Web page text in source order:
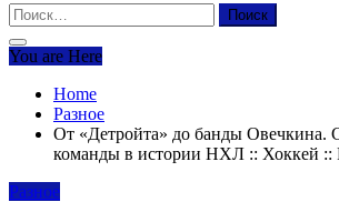
Найти:
You are Here
Home
Разное
От «Детройта» до банды Овечкина.
команды в истории НХЛ :: Хоккей ::
Разное